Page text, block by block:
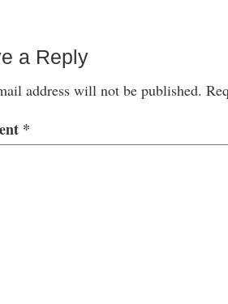
a Reply
address will not be published.
*